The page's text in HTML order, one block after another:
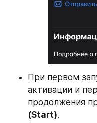
При первом
активации и
продолжения
(Start).